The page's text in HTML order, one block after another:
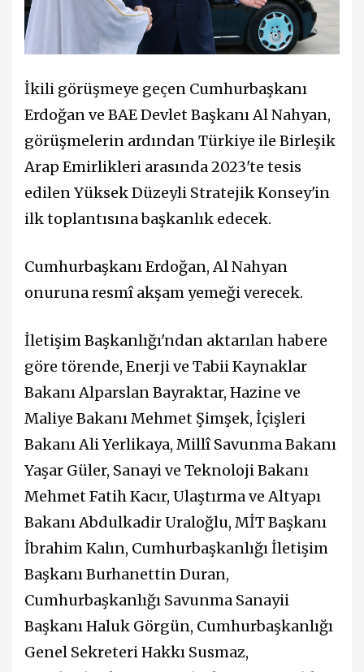
İkili görüşmeye geçen Cumhurbaşkanı
Erdoğan ve BAE Devlet Başkanı Al Nahyan,
görüşmelerin ardından Türkiye ile Birleşik
Arap Emirlikleri arasında 2023'te tesis
edilen Yüksek Düzeyli Stratejik Konsey'in
ilk toplantısına başkanlık edecek.
Cumhurbaşkanı Erdoğan, Al Nahyan
onuruna resmî akşam yemeği verecek.
İletişim Başkanlığı'ndan aktarılan habere
göre törende, Enerji ve Tabii Kaynaklar
Bakanı Alparslan Bayraktar, Hazine ve
Maliye Bakanı Mehmet Şimşek, İçişleri
Bakanı Ali Yerlikaya, Millî Savunma Bakanı
Yaşar Güler, Sanayi ve Teknoloji Bakanı
Mehmet Fatih Kacır, Ulaştırma ve Altyapı
Bakanı Abdulkadir Uraloğlu, MİT Başkanı
İbrahim Kalın, Cumhurbaşkanlığı İletişim
Başkanı Burhanettin Duran,
Cumhurbaşkanlığı Savunma Sanayii
Başkanı Haluk Görgün, Cumhurbaşkanlığı
Genel Sekreteri Hakkı Susmaz,